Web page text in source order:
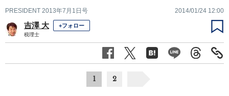
PRESIDENT 2013年7月1日号 2014/01/24 12:00
吉澤 大 +フォロー
税理士
1 2